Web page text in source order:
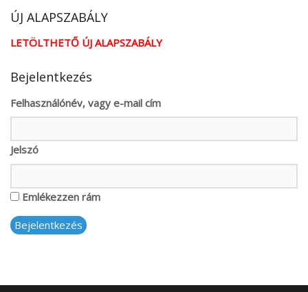
ÚJ ALAPSZABÁLY
LETÖLTHETŐ ÚJ ALAPSZABÁLY
Bejelentkezés
Felhasználónév, vagy e-mail cím
Jelszó
Emlékezzen rám
Bejelentkezés